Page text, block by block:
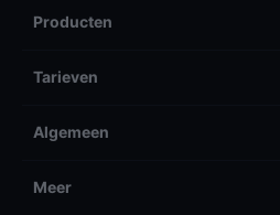
Producten
Tarieven
Algemeen
Meer